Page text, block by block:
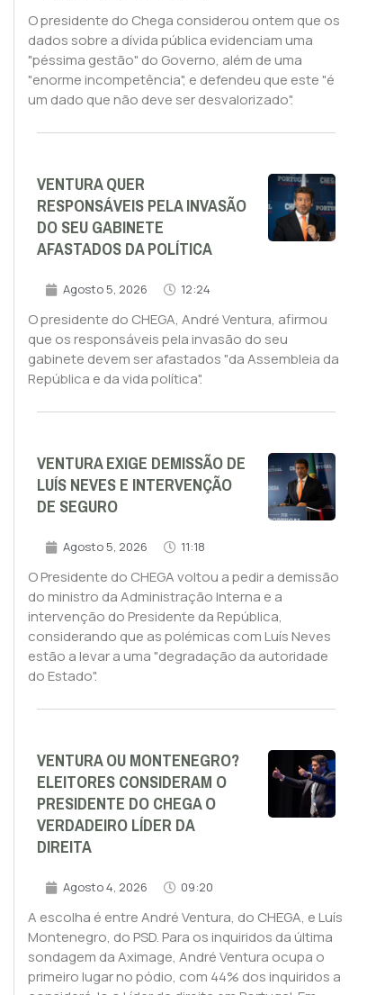
O presidente do Chega considerou ontem que os
dados sobre a dívida pública evidenciam uma
"péssima gestão" do Governo, além de uma
"enorme incompetência", e defendeu que este "é
um dado que não deve ser desvalorizado".
VENTURA QUER
RESPONSÁVEIS PELA INVASÃO
DO SEU GABINETE
AFASTADOS DA POLÍTICA
Agosto 5, 2026 12:24
O presidente do CHEGA, André Ventura, afirmou
que os responsáveis pela invasão do seu
gabinete devem ser afastados "da Assembleia da
República e da vida política".
VENTURA EXIGE DEMISSÃO DE
LUÍS NEVES E INTERVENÇÃO
DE SEGURO
Agosto 5, 2026 11:18
O Presidente do CHEGA voltou a pedir a demissão
do ministro da Administração Interna e a
intervenção do Presidente da República,
considerando que as polémicas com Luís Neves
estão a levar a uma "degradação da autoridade
do Estado".
VENTURA OU MONTENEGRO?
ELEITORES CONSIDERAM O
PRESIDENTE DO CHEGA O
VERDADEIRO LÍDER DA
DIREITA
Agosto 4, 2026 09:20
A escolha é entre André Ventura, do CHEGA, e Luís
Montenegro, do PSD. Para os inquiridos da última
sondagem da Aximage, André Ventura ocupa o
primeiro lugar no pódio, com 44% dos inquiridos a